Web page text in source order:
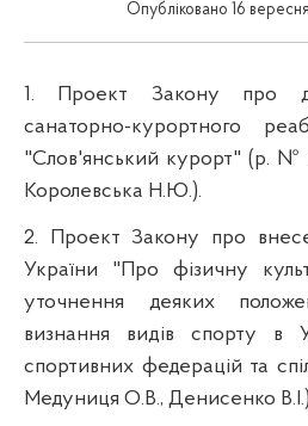
Опубліковано 16
1.
Проект Закону про
санаторно-курортного
"Слов'янський курорт" (р. №
Королевська Н.Ю.).
2.
Проект Закону про
України "Про фізичну
уточнення деяких
визнання видів спорту в
спортивних федерацій та
Медуниця О.В., Денисенко